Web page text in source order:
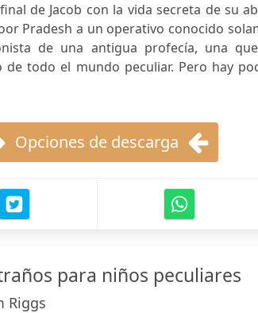
de Jacob con la vida secreta de su
Pradesh a un operativo conocido
de una antigua profecía, una
de todo el mundo peculiar. Pero hay
Opciones de descarga
para niños peculiares
Riggs